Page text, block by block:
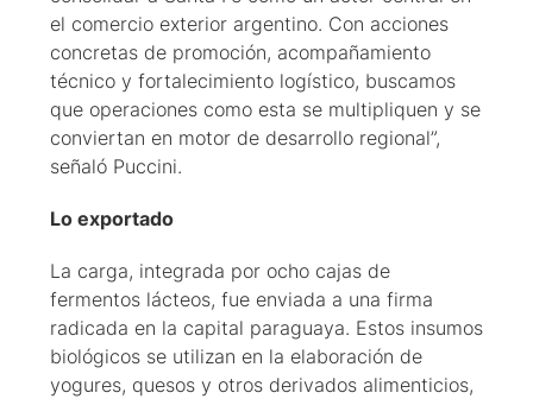
el comercio exterior argentino. Con acciones
concretas de promoción, acompañamiento
técnico y fortalecimiento logístico, buscamos
que operaciones como esta se multipliquen y se
conviertan en motor de desarrollo regional”,
señaló Puccini.
Lo exportado
La carga, integrada por ocho cajas de
fermentos lácteos, fue enviada a una firma
radicada en la capital paraguaya. Estos insumos
biológicos se utilizan en la elaboración de
yogures, quesos y otros derivados alimenticios,